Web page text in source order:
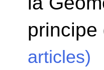
articles)